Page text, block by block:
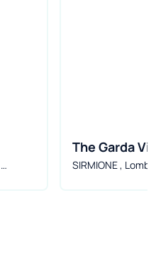
The Garda
SIRMIONE ,